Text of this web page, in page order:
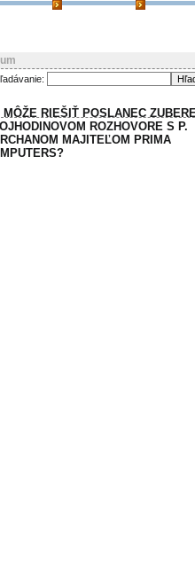
MÔŽE RIEŠIŤ POSLANEC
ROZHOVORE S P.
MAJITEĽOM PRIMA